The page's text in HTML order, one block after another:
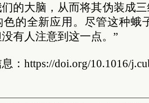
的大脑，从而将其伪装成
色的全新应用。尽管这种蛾
有人注意到这一点。”
：https://doi.org/10.1016/